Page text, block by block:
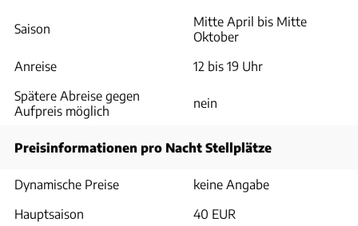
Saison
Mitte April bis Mitte
Oktober
Anreise
12 bis 19 Uhr
Spätere Abreise gegen
Aufpreis möglich
nein
Preisinformationen pro Nacht Stellplätze
Dynamische Preise
keine Angabe
Hauptsaison
40 EUR